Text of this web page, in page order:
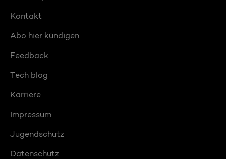
Kontakt
Abo hier kündigen
Feedback
Tech blog
Karriere
Impressum
Jugendschutz
Datenschutz